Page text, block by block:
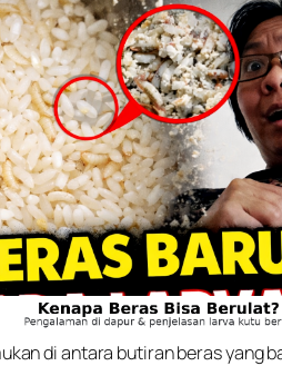
di antara butiran beras yang